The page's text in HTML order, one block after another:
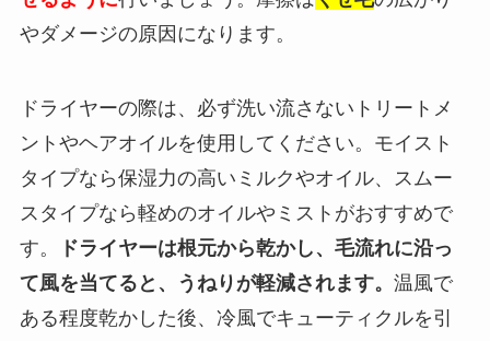
やダメージの原因になります。
ドライヤーの際は、必ず洗い流さないトリートメ
ントやヘアオイルを使用してください。モイスト
タイプなら保湿力の高いミルクやオイル、スムー
スタイプなら軽めのオイルやミストがおすすめで
す。
ドライヤーは根元から乾かし、毛流れに沿っ
て風を当てると、うねりが軽減されます。 温風で
ある程度乾かした後、冷風でキューティクルを引